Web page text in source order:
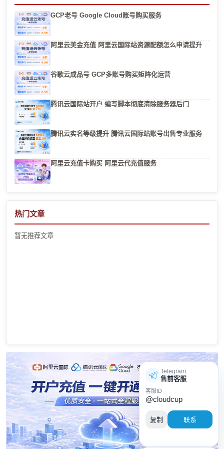
GCP老号 Google Cloud账号购买服务
阿里云美金充值 阿里云国际站资源配额怎么申请提升
谷歌云成品号 GCP多账号购买矩阵化运营
腾讯云国际站开户 编写脚本彻底清除服务器后门
腾讯云实名等级提升 腾讯云国际站账号出售专业服务
阿里云充值卡购买 阿里云代充值服务
热门文章
暂无推荐文章
Telegram
售前客服
客服ID
@cloudcup
复制 联系